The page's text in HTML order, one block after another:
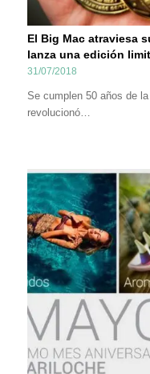
El Big Mac atraviesa
lanza una edición
31/07/2018
Se cumplen 50 años de
revolucionó…